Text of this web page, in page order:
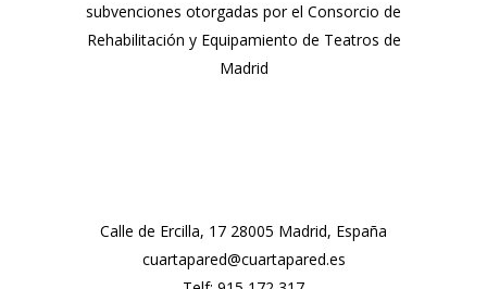
subvenciones otorgadas por el Consorcio de
Rehabilitación y Equipamiento de Teatros de
Madrid
Calle de Ercilla, 17 28005 Madrid, España
cuartapared@cuartapared.es